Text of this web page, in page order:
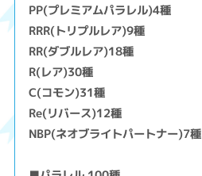
PP(プレミアムパラレル)4種
RRR(トリプルレア)9種
RR(ダブルレア)18種
R(レア)30種
C(コモン)31種
Re(リバース)12種
NBP(ネオブライトパートナー)7種